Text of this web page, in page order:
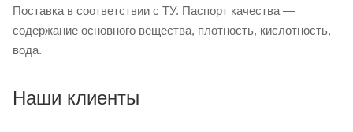
Поставка в соответствии с ТУ. Паспорт качества —
содержание основного вещества, плотность, кислотность,
вода.
Наши клиенты